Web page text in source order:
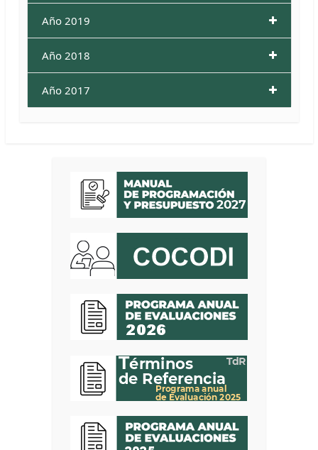
Año 2019
Año 2018
Año 2017